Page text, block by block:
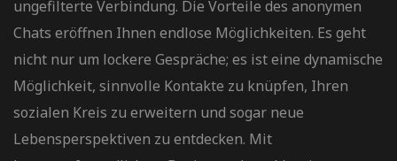
ungefilterte Verbindung. Die Vorteile des anonymen
Chats eröffnen Ihnen endlose Möglichkeiten. Es geht
nicht nur um lockere Gespräche; es ist eine dynamische
Möglichkeit, sinnvolle Kontakte zu knüpfen, Ihren
sozialen Kreis zu erweitern und sogar neue
Lebensperspektiven zu entdecken. Mit